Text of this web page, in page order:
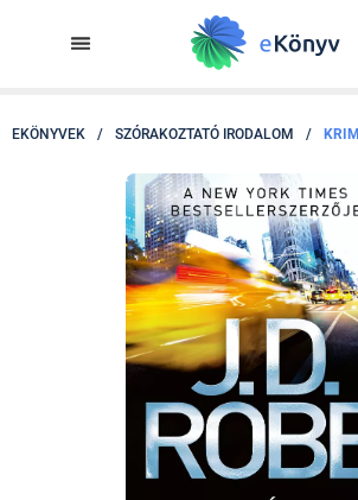
EKÖNYVEK / SZÓRAKOZTATÓ IRODALOM / KRIMI